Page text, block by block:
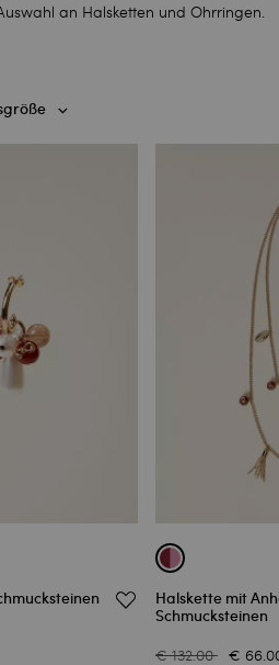
an Halsketten und Ohrringen.
Halskette mit
Schmucksteinen
€ 132.00 €